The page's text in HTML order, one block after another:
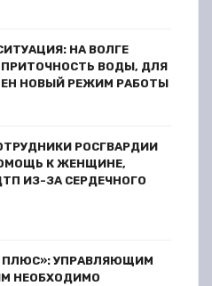
НА ВОЛГЕ
ПРИТОЧНОСТЬ ВОДЫ, ДЛЯ
НОВЫЙ РЕЖИМ РАБОТЫ
РОСГВАРДИИ
К ЖЕНЩИНЕ,
ИЗ-ЗА СЕРДЕЧНОГО
ПЛЮС»: УПРАВЛЯЮЩИМ
НЕОБХОДИМО